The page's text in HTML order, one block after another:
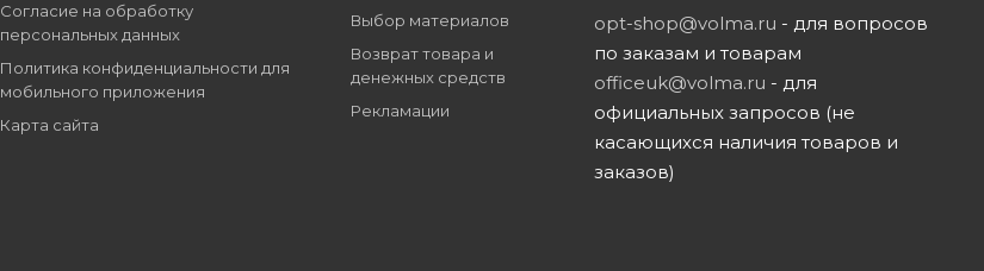
Согласие на обработку
персональных данных
Политика конфиденциальности для
мобильного приложения
Карта сайта
Выбор материалов
Возврат товара и
денежных средств
Рекламации
opt-shop@volma.ru - для вопросов
по заказам и товарам
officeuk@volma.ru - для
официальных запросов (не
касающихся наличия товаров и
заказов)